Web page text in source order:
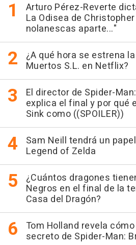
Arturo Pérez-Reverte
La Odisea de
nolanescas aparte..."
¿A qué hora se estrena
Muertos S.L. en Netflix?
El director de Spider-
explica el final y por qué
Sink como ((SPOILER))
Sam Neill tendrá un
Legend of Zelda
¿Cuántos dragones
Negros en el final de la
Casa del Dragón?
Tom Holland revela
secreto de Spider-Man: